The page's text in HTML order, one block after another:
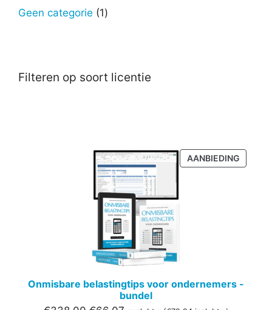
producten
Geen categorie 11
Filteren op soort licentie
AANBIEDING
IN
Onmisbare belastingtips voor ondernemers -
bundel